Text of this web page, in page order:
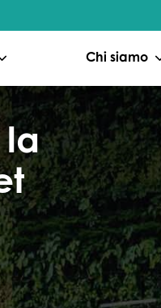
Chi siamo
la